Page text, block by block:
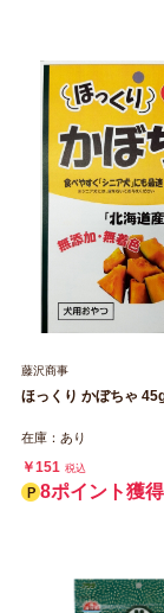
藤沢商事
ほっくり かぼちゃ
在庫：あり
￥151 税込
8ポイント獲得